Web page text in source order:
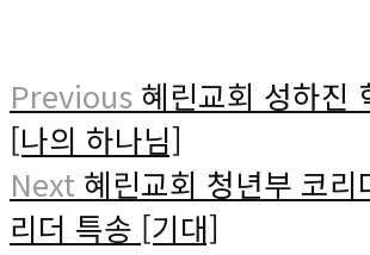
Previous 혜린교회 성하진
[나의 하나님]
Next 혜린교회 청년부 코리
리더 특송 [기대]